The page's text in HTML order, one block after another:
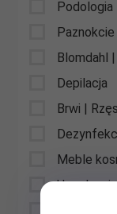
Podologia
Paznokcie
Blomdahl
Depilacja
Brwi |
Meble